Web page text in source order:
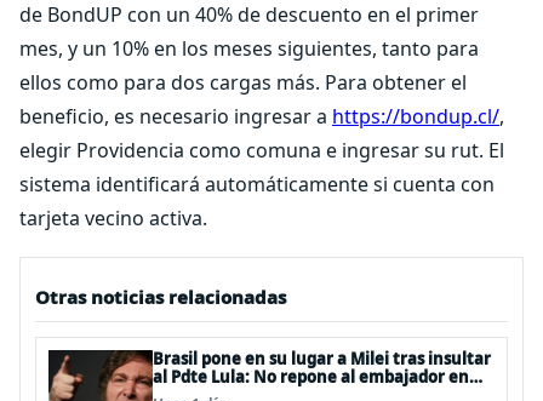
de BondUP con un 40% de descuento en el primer
mes, y un 10% en los meses siguientes, tanto para
ellos como para dos cargas más. Para obtener el
beneficio, es necesario ingresar a https://bondup.cl/,
elegir Providencia como comuna e ingresar su rut. El
sistema identificará automáticamente si cuenta con
tarjeta vecino activa.
Otras noticias relacionadas
Brasil pone en su lugar a Milei tras insultar
al Pdte Lula: No repone al embajador en
BBSS y rebaja la relación bilateral